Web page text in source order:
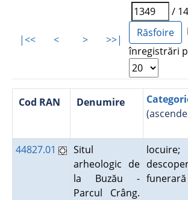
|<< < > >>|
/
înregistrări
Cod RAN Denumire
44827.01
Situl
arheologic de
la Buzău -
Parcul Crâng.
locuire;
funerară